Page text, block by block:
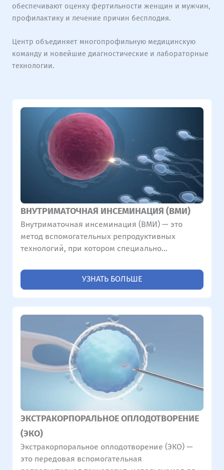
обеспечивают оценку фертильности женщин и мужчин,
профилактику и лечение причин бесплодия.
Центр объединяет многопрофильную медицинскую
команду и новейшие диагностические и лабораторные
технологии.
ВНУТРИМАТОЧНАЯ ИНСЕМИНАЦИЯ (ВМИ)
Внутриматочная инсеминация (ВМИ) — это
метод вспомогательных репродуктивных
технологий, при котором специально
непосредственно в полость матки. Эта
процедура обычно рекомендуется в случаях
вероятность наступления беременности с
помощью подхода, максимально
приближенного к естественному зачатию.
УЗНАТЬ БОЛЬШЕ
ЭКСТРАКОРПОРАЛЬНОЕ ОПЛОДОТВОРЕНИЕ
(ЭКО)
Экстракорпоральное оплодотворение (ЭКО) —
это передовая вспомогательная